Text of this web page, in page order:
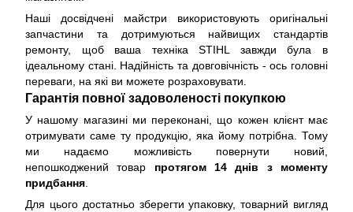
Наші досвідчені майстри використовують оригінальні
запчастини та дотримуються найвищих стандартів
ремонту, щоб ваша техніка STIHL завжди була в
ідеальному стані. Надійність та довговічність - ось головні
переваги, на які ви можете розраховувати.
Гарантія повної задоволеності покупкою
У нашому магазині ми переконані, що кожен клієнт має
отримувати саме ту продукцію, яка йому потрібна. Тому
ми надаємо можливість повернути новий,
непошкоджений товар протягом 14 днів з моменту
придбання
Для цього достатньо зберегти упаковку, товарний вигляд